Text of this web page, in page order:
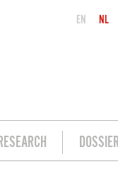
EN NL
RESEARCH